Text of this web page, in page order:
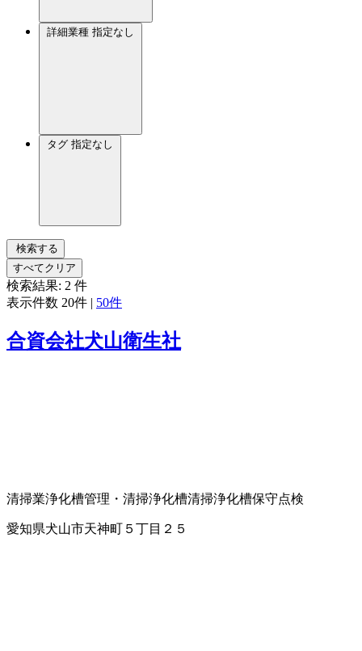
詳細業種 指定なし
タグ 指定なし
検索する
すべてクリア
検索結果: 2 件
表示件数 20件 | 50件
合資会社犬山衛生社
清掃業浄化槽管理・清掃浄化槽清掃浄化槽保守点検
愛知県犬山市天神町５丁目２５